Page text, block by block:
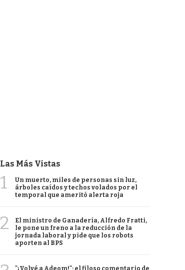
Las Más Vistas
1
Un muerto, miles de personas sin luz,
árboles caídos y techos volados por el
temporal que ameritó alerta roja
2
El ministro de Ganadería, Alfredo Fratti,
le pone un freno a la reducción de la
jornada laboral y pide que los robots
aporten al BPS
"¡Volvé a Adeom!": el filoso comentario de